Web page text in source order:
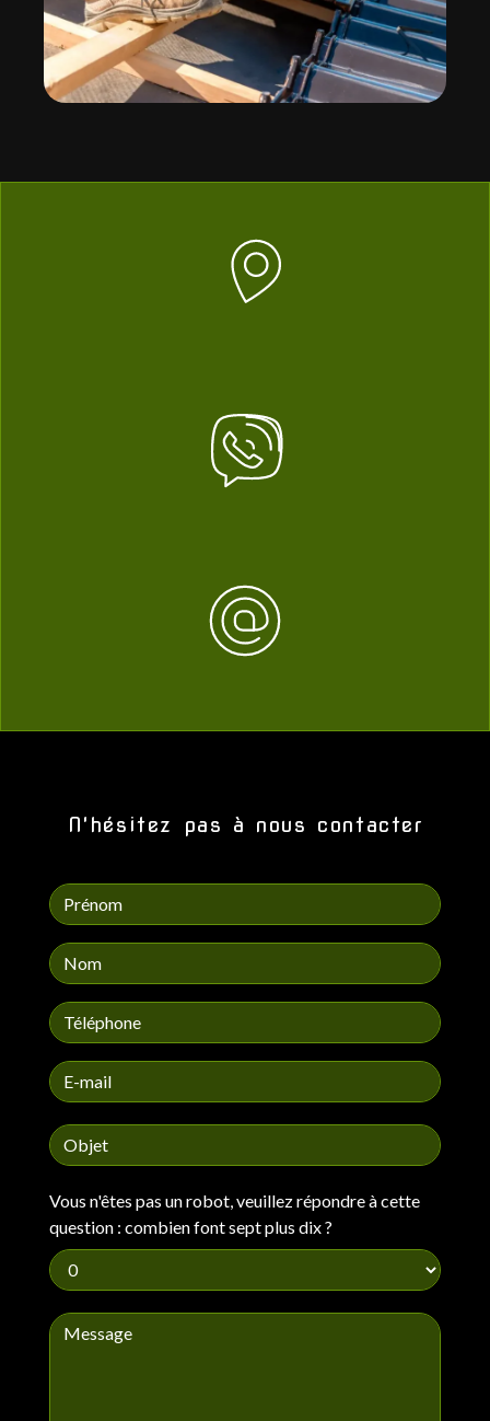
N'hésitez pas à nous contacter
Vous n'êtes pas un robot, veuillez répondre à cette
question : combien font sept plus dix ?